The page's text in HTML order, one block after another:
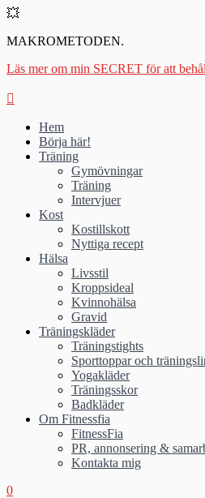
💥
MAKROMETODEN.
Läs mer om min SECRET för att
Hem
Börja här!
Träning
Gymövningar
Träning
Intervjuer
Kost
Kostillskott
Nyttiga recept
Hälsa
Livsstil
Kroppsideal
Kvinnohälsa
Gravid
Träningskläder
Träningstights
Sporttoppar och
Yogakläder
Träningsskor
Badkläder
Om Fitnessfia
FitnessFia
PR, annonsering &
Kontakta mig
0